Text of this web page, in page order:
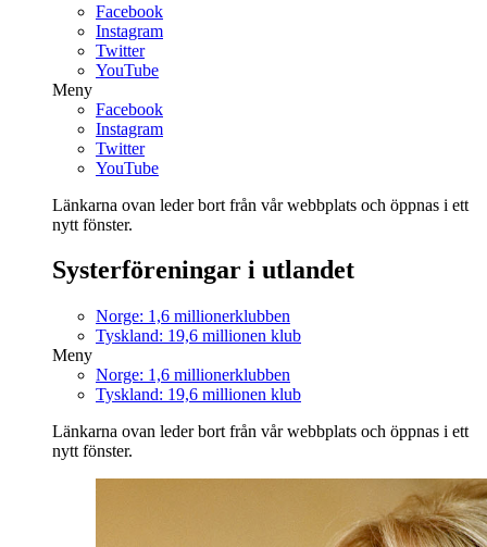
Facebook
Instagram
Twitter
YouTube
Meny
Facebook
Instagram
Twitter
YouTube
Länkarna ovan leder bort från vår webbplats och öppnas i ett
nytt fönster.
Systerföreningar i utlandet
Norge: 1,6 millionerklubben
Tyskland: 19,6 millionen klub
Meny
Norge: 1,6 millionerklubben
Tyskland: 19,6 millionen klub
Länkarna ovan leder bort från vår webbplats och öppnas i ett
nytt fönster.